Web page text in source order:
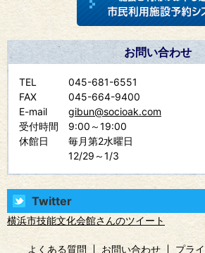
お問い合わせ
TEL
045-681-6551
FAX
045-664-9400
E-mail
gibun@socioak.com
受付時間
9:00～19:00
休館日
毎月第2水曜日
12/29～1/3
Twitter
横浜市技能文化会館さんのツイート
よくある質問 お問い合わせ プラ